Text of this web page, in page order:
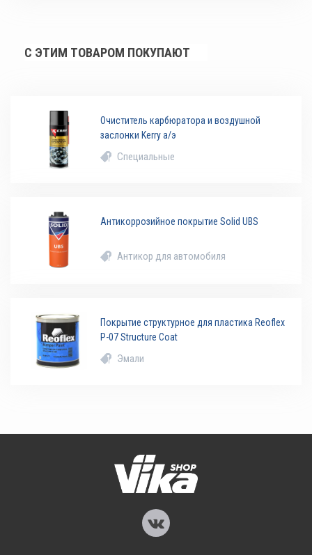
С ЭТИМ ТОВАРОМ ПОКУПАЮТ
Очиститель карбюратора и воздушной
заслонки Kerry а/э
Специальные
Антикоррозийное покрытие Solid UBS
Антикор для автомобиля
Покрытие структурное для пластика Reoflex
P-07 Structure Coat
Эмали